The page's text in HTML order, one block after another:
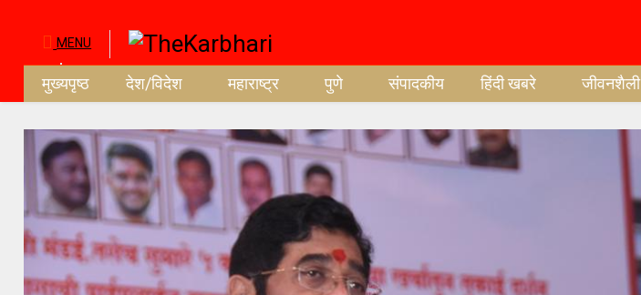
MENU
मुख्यपृष्ठ देश/विदेश महाराष्ट्र पुणे संपादकीय हिंदी खबरे जीवनशैली